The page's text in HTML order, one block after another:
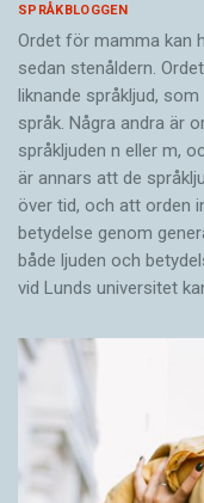
SPRÅKBLOGGEN
Ordet för mamma kan
sedan stenåldern.
liknande språkljud,
språk. Några andra är
språkljuden n eller m,
är annars att de
över tid, och att orden
betydelse genom
både ljuden och
vid Lunds universitet